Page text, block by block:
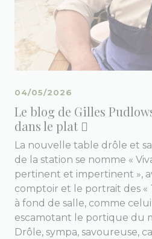
Le blog de Gilles
dans le plat 
04/05/2026
La nouvelle table drôle et
de la station se nomme «
pertinent et impertinent »,
comptoir et le portrait des «
à fond de salle, comme
escamotant le portique du
Drôle, sympa, savoureuse,